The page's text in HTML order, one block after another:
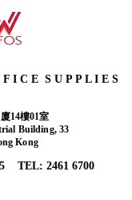
I C E S U P P L I E S
14樓01室
Building, 33
Kong
TEL: 2461 6700